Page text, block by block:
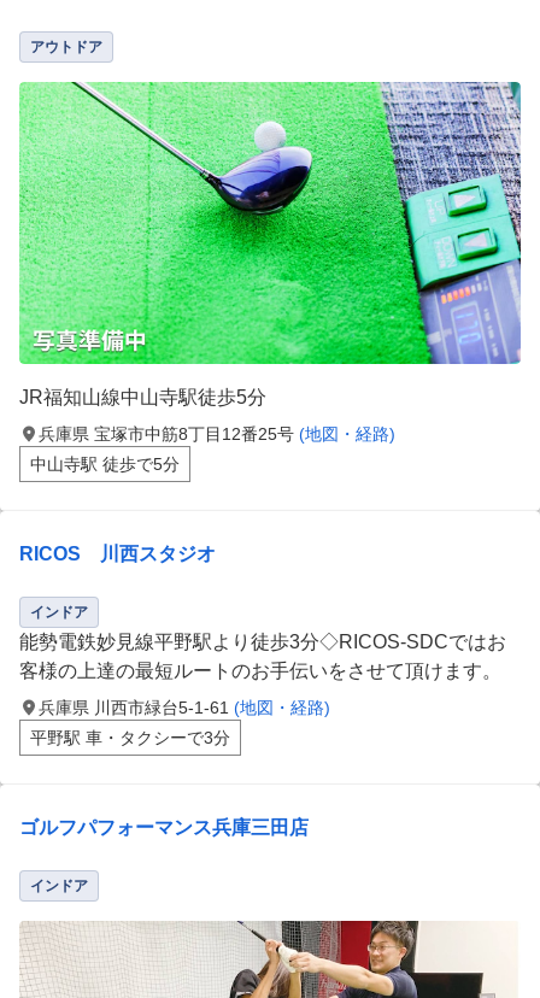
アウトドア
JR福知山線中山寺駅徒歩5分
兵庫県 宝塚市中筋8丁目12番25号 (地図・経路)
中山寺駅 徒歩で5分
RICOS 川西スタジオ
インドア
能勢電鉄妙見線平野駅より徒歩3分◇RICOS-SDCではお
客様の上達の最短ルートのお手伝いをさせて頂けます。
兵庫県 川西市緑台5-1-61 (地図・経路)
平野駅 車・タクシーで3分
ゴルフパフォーマンス兵庫三田店
インドア